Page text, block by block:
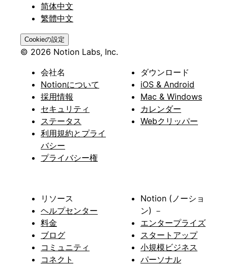
简体中文
繁體中文
Cookieの設定
© 2026 Notion Labs, Inc.
会社名
Notionについて
採用情報
セキュリティ
ステータス
利用規約とプライ
バシー
プライバシー権
ダウンロード
iOS & Android
Mac & Windows
カレンダー
Webクリッパー
リソース
ヘルプセンター
料金
ブログ
コミュニティ
コネクト
Notion (ノーショ
ン) －
エンタープライズ
スタートアップ
小規模ビジネス
パーソナル